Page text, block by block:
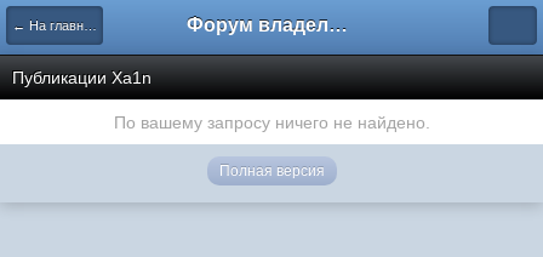
← На главную Форум владельцев интернет-магазинов
Публикации Xa1n
По вашему запросу ничего не найдено.
Полная версия